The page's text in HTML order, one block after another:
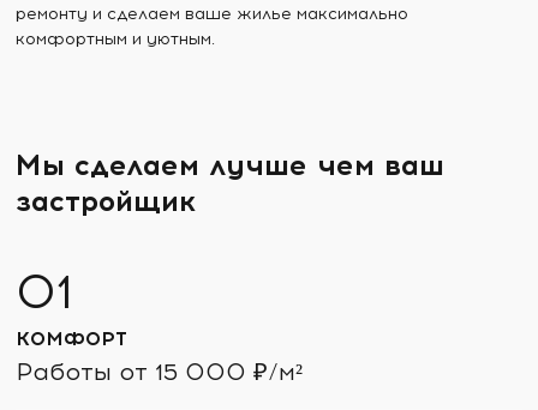
ремонту и сделаем ваше жилье максимально
комфортным и уютным.
Мы сделаем лучше чем ваш
застройщик
КОМФОРТ
Работы от 15 000 ₽/м²